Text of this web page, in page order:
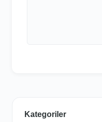
Kategoriler